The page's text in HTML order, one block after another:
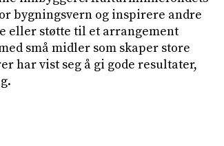
bygningsvern og inspirere andre
eller støtte til et arrangement
små midler som skaper store
har vist seg å gi gode resultater,